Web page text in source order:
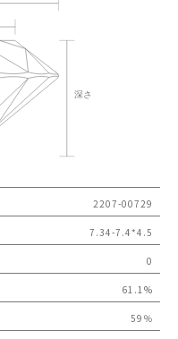
2207-00729
7.34-7.4*4.5
0
61.1%
59％